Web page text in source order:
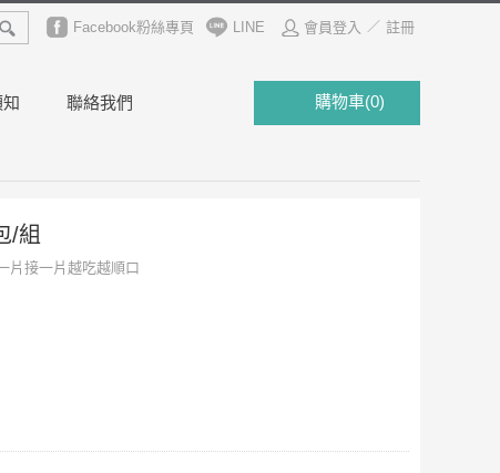
Facebook粉絲專頁 LINE 會員登入 ／ 註冊
魚子 草蝦 明蝦
聯絡我們 購物車(0)
/組
片接一片越吃越順口